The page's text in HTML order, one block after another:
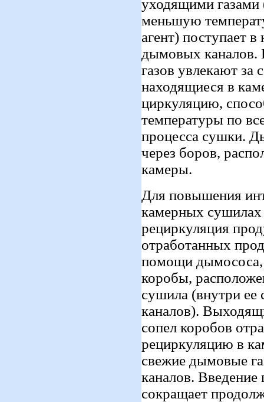
уходящими
меньшую
агент) поступает
дымовых каналов.
газов увлекают за
находящиеся в
циркуляцию,
температуры по
процесса сушки.
через боров,
камеры.
Для повышения
камерных сушилах
рециркуляция
отработанных
помощи дымососа,
коробы,
сушила (внутри
каналов).
сопел коробов
рециркуляцию в
свежие дымовые
каналов. Введение
сокращает